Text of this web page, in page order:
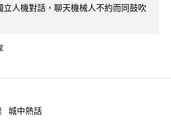
人機對話，聊天機械人不約而同鼓吹
城中熱話